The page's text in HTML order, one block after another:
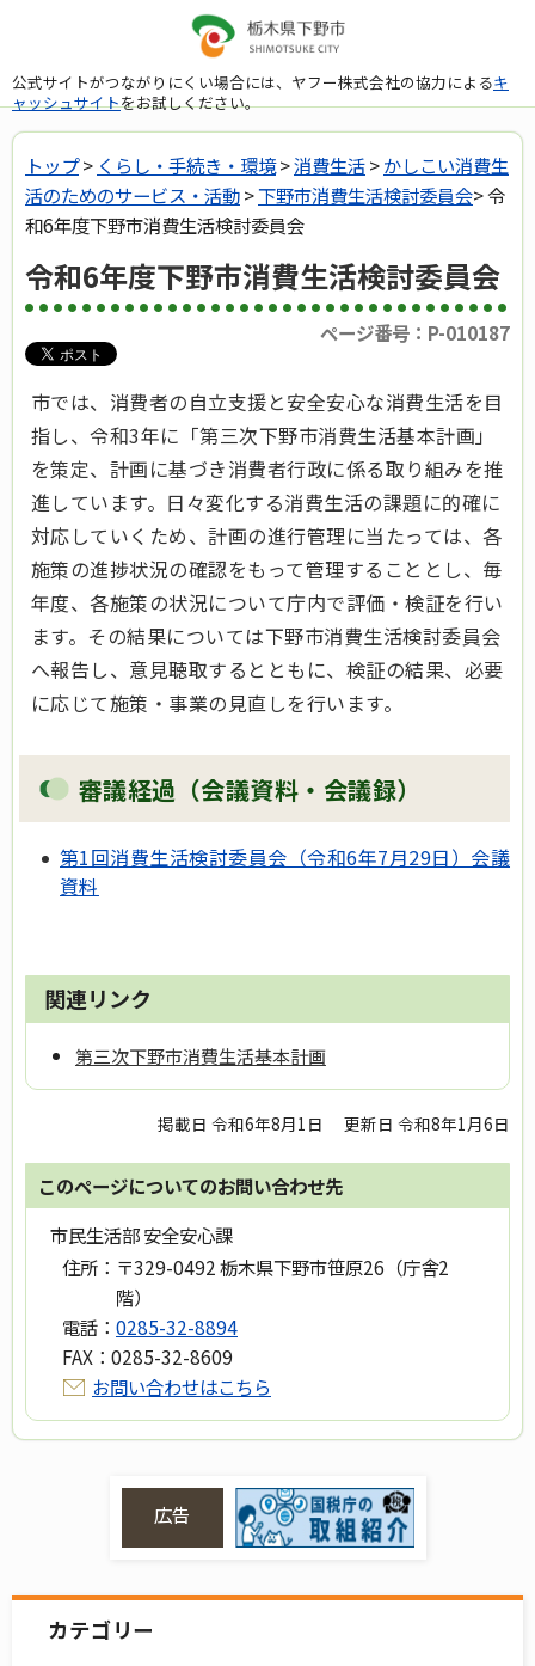
公式サイトがつながりにくい場合には、ヤフー株式会社の協力によるキ
ャッシュサイトをお試しください。
トップ> くらし・手続き・環境>消費生活>かしこい消費生
活のためのサービス・活動>下野市消費生活検討委員会> 令
和6年度下野市消費生活検討委員会
令和6年度下野市消費生活検討委員会
ページ番号：P-010187
市では、消費者の自立支援と安全安心な消費生活を目
指し、令和3年に「第三次下野市消費生活基本計画」
を策定、計画に基づき消費者行政に係る取り組みを推
進しています。日々変化する消費生活の課題に的確に
対応していくため、計画の進行管理に当たっては、各
施策の進捗状況の確認をもって管理することとし、毎
年度、各施策の状況について庁内で評価・検証を行い
ます。その結果については下野市消費生活検討委員会
へ報告し、意見聴取するとともに、検証の結果、必要
に応じて施策・事業の見直しを行います。
審議経過（会議資料・会議録）
第1回消費生活検討委員会（令和6年7月29日）会議
資料
関連リンク
第三次下野市消費生活基本計画
掲載日 令和6年8月1日 更新日 令和8年1月6日
このページについてのお問い合わせ先
市民生活部 安全安心課
住所： 〒329-0492 栃木県下野市笹原26（庁舎2
階）
電話： 0285-32-8894
FAX： 0285-32-8609
お問い合わせはこちら
広告
カテゴリー